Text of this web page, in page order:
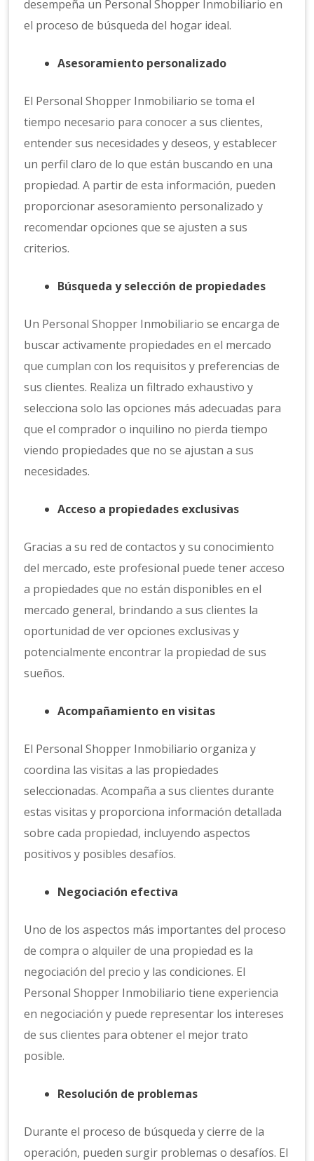
desempeña un Personal Shopper Inmobiliario en
el proceso de búsqueda del hogar ideal.
Asesoramiento personalizado
El Personal Shopper Inmobiliario se toma el
tiempo necesario para conocer a sus clientes,
entender sus necesidades y deseos, y establecer
un perfil claro de lo que están buscando en una
propiedad. A partir de esta información, pueden
proporcionar asesoramiento personalizado y
recomendar opciones que se ajusten a sus
criterios.
Búsqueda y selección de propiedades
Un Personal Shopper Inmobiliario se encarga de
buscar activamente propiedades en el mercado
que cumplan con los requisitos y preferencias de
sus clientes. Realiza un filtrado exhaustivo y
selecciona solo las opciones más adecuadas para
que el comprador o inquilino no pierda tiempo
viendo propiedades que no se ajustan a sus
necesidades.
Acceso a propiedades exclusivas
Gracias a su red de contactos y su conocimiento
del mercado, este profesional puede tener acceso
a propiedades que no están disponibles en el
mercado general, brindando a sus clientes la
oportunidad de ver opciones exclusivas y
potencialmente encontrar la propiedad de sus
sueños.
Acompañamiento en visitas
El Personal Shopper Inmobiliario organiza y
coordina las visitas a las propiedades
seleccionadas. Acompaña a sus clientes durante
estas visitas y proporciona información detallada
sobre cada propiedad, incluyendo aspectos
positivos y posibles desafíos.
Negociación efectiva
Uno de los aspectos más importantes del proceso
de compra o alquiler de una propiedad es la
negociación del precio y las condiciones. El
Personal Shopper Inmobiliario tiene experiencia
en negociación y puede representar los intereses
de sus clientes para obtener el mejor trato
posible.
Resolución de problemas
Durante el proceso de búsqueda y cierre de la
operación, pueden surgir problemas o desafíos. El